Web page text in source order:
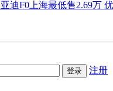
迪F0上海最低售2.69万
注册